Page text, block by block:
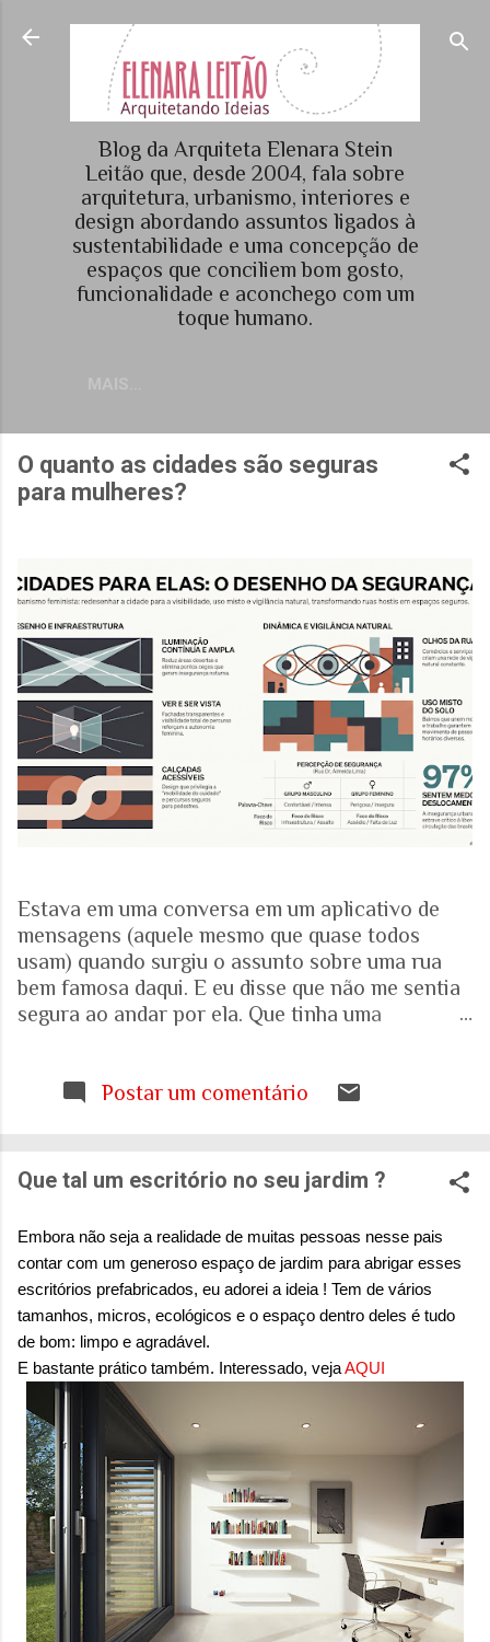
Pular para o conteúdo principal
Blog da Arquiteta Elenara Stein
Leitão que, desde 2004, fala sobre
arquitetura, urbanismo, interiores e
design abordando assuntos ligados à
sustentabilidade e uma concepção de
espaços que conciliem bom gosto,
funcionalidade e aconchego com um
toque humano.
O quanto as cidades são seguras
para mulheres?
Estava em uma conversa em um aplicativo de
mensagens (aquele mesmo que quase todos
usam) quando surgiu o assunto sobre uma rua
bem famosa daqui. E eu disse que não me sentia
segura ao andar por ela. Que tinha uma
visão (e experiência) das mulheres sobre o que é
acadêmicos e governamentais recentes para
entender mais sobre a realidade. É mesmo
Patrícia Galvão em parceria com o Instituto
Locomotiva, divulgada em setembro de 2024,
mostrou um dado alarmante: que 97% das
brasileiras sentem medo de sofrer violência
quando se deslocam pela cidade. A mesma
pesquisa aponta que 71% das mulheres já
sofreram algum tipo de violência durante seus
deslocamentos urbanos. Entre mulheres negras
e LBT, os índices sobem ainda mais. Isso não é
sensação isolada. Se per...
Postar um comentário
Que tal um escritório no seu jardim ?
Embora não seja a realidade de muitas pessoas nesse pais
contar com um generoso espaço de jardim para abrigar esses
escritórios prefabricados, eu adorei a ideia ! Tem de vários
tamanhos, micros, ecológicos e o espaço dentro deles é tudo
de bom: limpo e agradável.
E bastante prático também. Interessado, vejaAQUI